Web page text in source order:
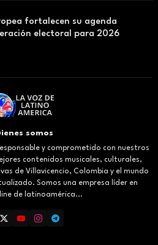
fortalecen su agenda
electoral para 2026
somos
y comprometido con nuestros
contenidos musicales, culturales,
de Villavicencio, Colombia y el mundo
Somos una empresa líder en
de latinoamérica...